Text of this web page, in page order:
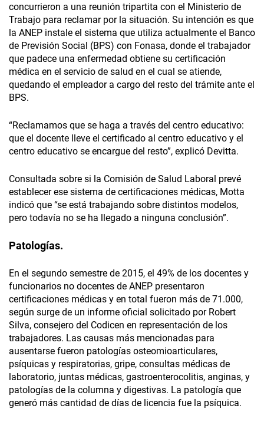
concurrieron a una reunión tripartita con el Ministerio de
Trabajo para reclamar por la situación. Su intención es que
la ANEP instale el sistema que utiliza actualmente el Banco
de Previsión Social (BPS) con Fonasa, donde el trabajador
que padece una enfermedad obtiene su certificación
médica en el servicio de salud en el cual se atiende,
quedando el empleador a cargo del resto del trámite ante el
BPS.
“Reclamamos que se haga a través del centro educativo:
que el docente lleve el certificado al centro educativo y el
centro educativo se encargue del resto”, explicó Devitta.
Consultada sobre si la Comisión de Salud Laboral prevé
establecer ese sistema de certificaciones médicas, Motta
indicó que “se está trabajando sobre distintos modelos,
pero todavía no se ha llegado a ninguna conclusión”.
Patologías.
En el segundo semestre de 2015, el 49% de los docentes y
funcionarios no docentes de ANEP presentaron
certificaciones médicas y en total fueron más de 71.000,
según surge de un informe oficial solicitado por Robert
Silva, consejero del Codicen en representación de los
trabajadores. Las causas más mencionadas para
ausentarse fueron patologías osteomioarticulares,
psíquicas y respiratorias, gripe, consultas médicas de
laboratorio, juntas médicas, gastroenterocolitis, anginas, y
patologías de la columna y digestivas. La patología que
generó más cantidad de días de licencia fue la psíquica.